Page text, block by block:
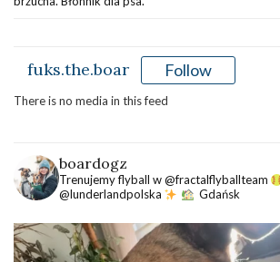
fuks.the.boar Follow
There is no media in this feed
boardogz
Trenujemy flyball w @fractalflyballteam
@lunderlandpolska
Gdańsk